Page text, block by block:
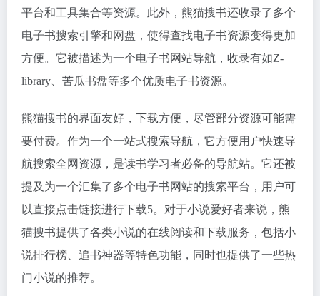
平台和工具集合等资源。此外，熊猫搜书还收录了多个
电子书搜索引擎和网盘，使得查找电子书资源变得更加
方便。它被描述为一个电子书网站导航，收录有如Z-
library、苦瓜书盘等多个优质电子书资源。
熊猫搜书的界面友好，下载方便，尽管部分资源可能需
要付费。作为一个一站式搜索导航，它方便用户快速导
航搜索全网资源，是读书学习者必备的导航站。它还被
提及为一个汇集了多个电子书网站的搜索平台，用户可
以直接点击链接进行下载5。对于小说爱好者来说，熊
猫搜书提供了各类小说的在线阅读和下载服务，包括小
说排行榜、追书神器等特色功能，同时也提供了一些热
门小说的推荐。